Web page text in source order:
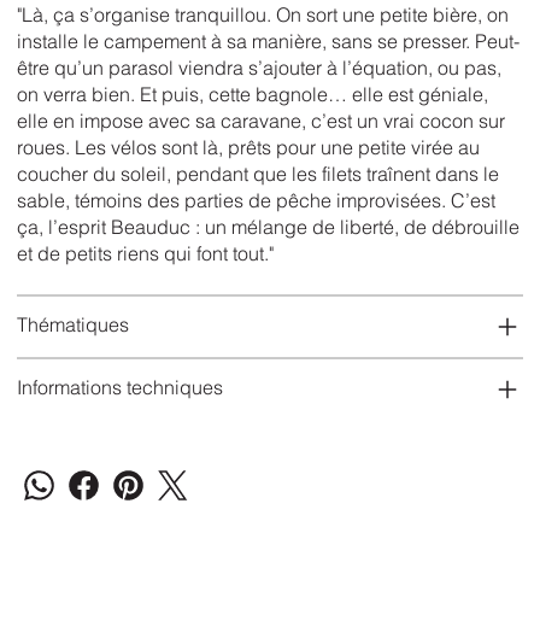
"Là, ça s’organise tranquillou. On sort une petite bière, on
installe le campement à sa manière, sans se presser. Peut-
être qu’un parasol viendra s’ajouter à l’équation, ou pas,
on verra bien. Et puis, cette bagnole… elle est géniale,
elle en impose avec sa caravane, c’est un vrai cocon sur
roues. Les vélos sont là, prêts pour une petite virée au
coucher du soleil, pendant que les filets traînent dans le
sable, témoins des parties de pêche improvisées. C’est
ça, l’esprit Beauduc : un mélange de liberté, de débrouille
et de petits riens qui font tout."
Thématiques
Informations techniques